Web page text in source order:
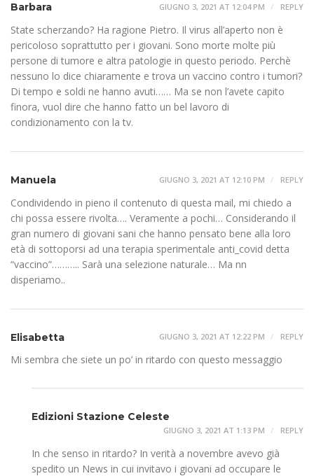
Barbara GIUGNO 3, 2021 AT 12:04 PM REPLY
State scherzando? Ha ragione Pietro. Il virus all’aperto non è
pericoloso soprattutto per i giovani. Sono morte molte più
persone di tumore e altra patologie in questo periodo. Perchè
nessuno lo dice chiaramente e trova un vaccino contro i tumori?
Di tempo e soldi ne hanno avuti…… Ma se non l’avete capito
finora, vuol dire che hanno fatto un bel lavoro di
condizionamento con la tv.
Manuela GIUGNO 3, 2021 AT 12:10 PM REPLY
Condividendo in pieno il contenuto di questa mail, mi chiedo a
chi possa essere rivolta…. Veramente a pochi… Considerando il
gran numero di giovani sani che hanno pensato bene alla loro
età di sottoporsi ad una terapia sperimentale anti_covid detta
“vaccino”……….. Sarà una selezione naturale… Ma nn
disperiamo..
Elisabetta GIUGNO 3, 2021 AT 12:22 PM REPLY
Mi sembra che siete un po’ in ritardo con questo messaggio
Edizioni Stazione Celeste
GIUGNO 3, 2021 AT 1:13 PM REPLY
In che senso in ritardo? In verità a novembre avevo già
spedito un News in cui invitavo i giovani ad occupare le